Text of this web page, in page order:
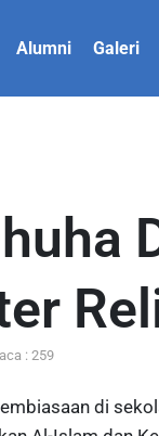
Alumni Galeri
: 259
di